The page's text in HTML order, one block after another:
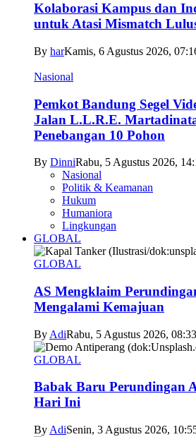
Kolaborasi Kampus dan
untuk Atasi Mismatch
By harKamis, 6 Agustus 2026,
Nasional
Pemkot Bandung Segel
Jalan L.L.R.E.
Penebangan 10 Pohon
By DinniRabu, 5 Agustus 2026,
Nasional
Politik & Keamanan
Hukum
Humaniora
Lingkungan
GLOBAL
GLOBAL
AS Mengklaim
Mengalami Kemajuan
By AdiRabu, 5 Agustus 2026, 08:33
GLOBAL
Babak Baru Perundingan
Hari Ini
By AdiSenin, 3 Agustus 2026,